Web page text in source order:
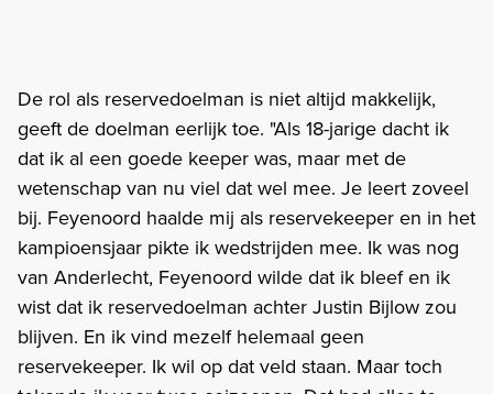
De rol als reservedoelman is niet altijd makkelijk,
geeft de doelman eerlijk toe. "Als 18-jarige dacht ik
dat ik al een goede keeper was, maar met de
wetenschap van nu viel dat wel mee. Je leert zoveel
bij. Feyenoord haalde mij als reservekeeper en in het
kampioensjaar pikte ik wedstrijden mee. Ik was nog
van Anderlecht, Feyenoord wilde dat ik bleef en ik
wist dat ik reservedoelman achter Justin Bijlow zou
blijven. En ik vind mezelf helemaal geen
reservekeeper. Ik wil op dat veld staan. Maar toch